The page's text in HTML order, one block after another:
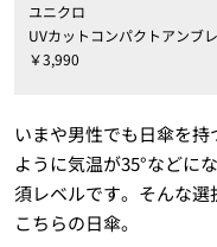
ユニクロ
UVカットコンパクトアンブ
￥3,990
いまや男性でも日傘を
ように気温が35°などに
須レベルです。そんな
こちらの日傘。